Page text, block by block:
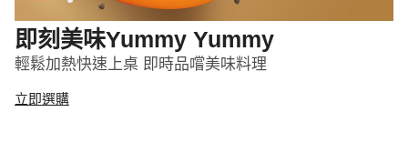
即刻美味Yummy Yummy
輕鬆加熱快速上桌 即時品嚐美味料理
立即選購